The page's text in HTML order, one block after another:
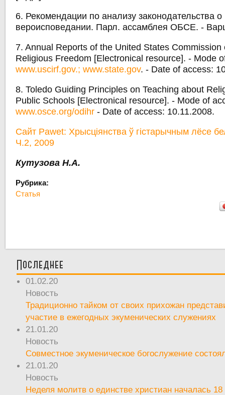
6. Рекомендации по анализу законодательства
вероисповедании. Парл. ассамблея ОБСЕ. -
7. Annual Reports of the United States Commission
Religious Freedom [Electronical resource]. - Mode
www.uscirf.gov.; www.state.gov. - Date of access:
8. Toledo Guiding Principles on Teaching about
Public Schools [Electronical resource]. - Mode of
www.osce.org/odihr - Date of access: 10.11.2008.
Сайт Pawet: Хрысціянства ў гістарычным лёсе
Ч.2, 2009
Кутузова Н.А.
Рубрика:
Статья
Последнее
01.02.20
Новость
Традиционно тайком от своих прихожан
участие в ежегодных экуменических служениях
21.01.20
Новость
Совместное экуменическое богослужение
21.01.20
Новость
Неделя молитв о единстве христиан началась 18